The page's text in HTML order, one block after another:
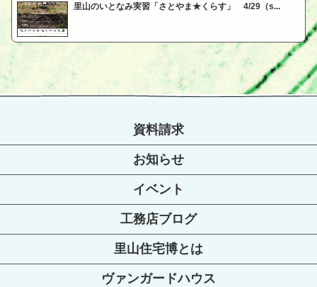
里山のいとなみ実習「さとやま★くらす」 4/29（s...
資料請求
お知らせ
イベント
工務店ブログ
里山住宅博とは
ヴァンガードハウス